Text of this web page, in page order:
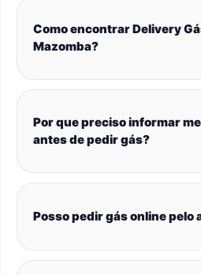
Como encontrar Delivery
Mazomba?
Por que preciso informar
antes de pedir gás?
Posso pedir gás online pelo